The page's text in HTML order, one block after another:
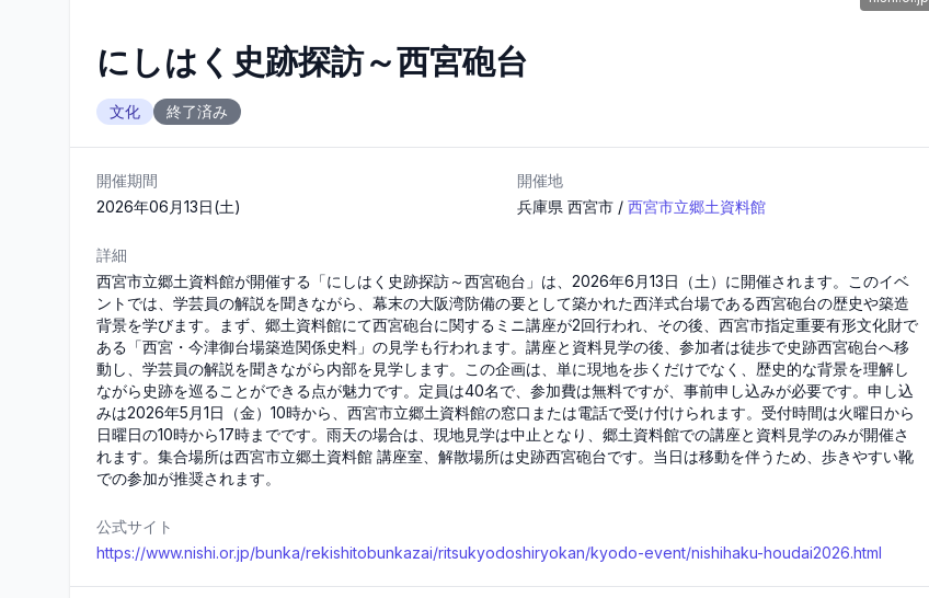
にしはく史跡探訪～西宮砲台
文化 終了済み
開催期間
2026年06月13日(土)
開催地
兵庫県 西宮市 / 西宮市立郷土資料館
詳細
西宮市立郷土資料館が開催する「にしはく史跡探訪～西宮砲台」は、2026年6月13日（土）に開催されます。このイベ
ントでは、学芸員の解説を聞きながら、幕末の大阪湾防備の要として築かれた西洋式台場である西宮砲台の歴史や築造
背景を学びます。まず、郷土資料館にて西宮砲台に関するミニ講座が2回行われ、その後、西宮市指定重要有形文化財で
ある「西宮・今津御台場築造関係史料」の見学も行われます。講座と資料見学の後、参加者は徒歩で史跡西宮砲台へ移
動し、学芸員の解説を聞きながら内部を見学します。この企画は、単に現地を歩くだけでなく、歴史的な背景を理解し
ながら史跡を巡ることができる点が魅力です。定員は40名で、参加費は無料ですが、事前申し込みが必要です。申し込
みは2026年5月1日（金）10時から、西宮市立郷土資料館の窓口または電話で受け付けられます。受付時間は火曜日から
日曜日の10時から17時までです。雨天の場合は、現地見学は中止となり、郷土資料館での講座と資料見学のみが開催さ
れます。集合場所は西宮市立郷土資料館 講座室、解散場所は史跡西宮砲台です。当日は移動を伴うため、歩きやすい靴
での参加が推奨されます。
公式サイト
https://www.nishi.or.jp/bunka/rekishitobunkazai/ritsukyodoshiryokan/kyodo-event/nishihaku-houdai2026.html